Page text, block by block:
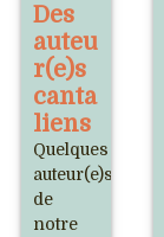
Des
auteu
r(e)s
canta
liens
Quelques
auteur(e)s
de
notre